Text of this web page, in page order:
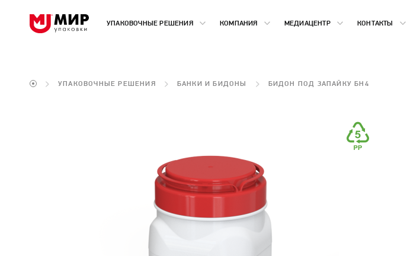
УПАКОВОЧНЫЕ РЕШЕНИЯ КОМПАНИЯ МЕДИАЦЕНТР КОНТАКТЫ
УПАКОВОЧНЫЕ РЕШЕНИЯ БАНКИ И БИДОНЫ БИДОН ПОД ЗАПАЙКУ БН4